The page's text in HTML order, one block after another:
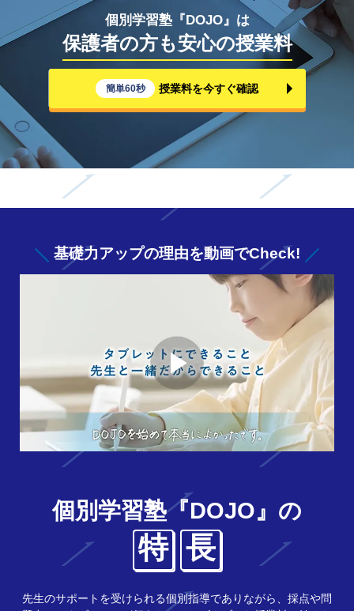
個別学習塾『DOJO』は
保護者の方も安心の授業料
簡単60秒 授業料を今すぐ確認
基礎力アップの理由を動画でCheck!
個別学習塾『DOJO』の
特 長
先生のサポートを受けられる個別指導でありながら、採点や問